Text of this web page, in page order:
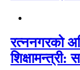
रत्ननगरको
शिक्षामन्त्री: